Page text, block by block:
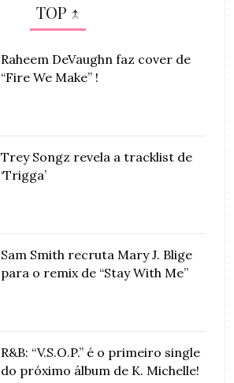
TOP ↑
Raheem DeVaughn faz cover de
“Fire We Make” !
Trey Songz revela a tracklist de
‘Trigga’
Sam Smith recruta Mary J. Blige
para o remix de “Stay With Me”
R&B: “V.S.O.P.” é o primeiro single
do próximo álbum de K. Michelle!